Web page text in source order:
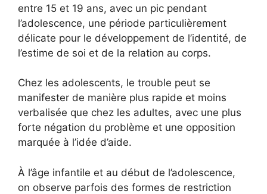
entre 15 et 19 ans, avec un pic pendant
l’adolescence, une période particulièrement
délicate pour le développement de l’identité, de
l’estime de soi et de la relation au corps.
Chez les adolescents, le trouble peut se
manifester de manière plus rapide et moins
verbalisée que chez les adultes, avec une plus
forte négation du problème et une opposition
marquée à l’idée d’aide.
À l’âge infantile et au début de l’adolescence,
on observe parfois des formes de restriction